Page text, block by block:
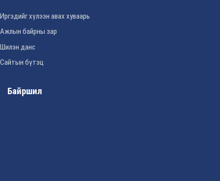
Иргэдийг хүлээн авах хуваарь
Ажлын байрны зар
Шилэн данс
Сайтын бүтэц
Байршил